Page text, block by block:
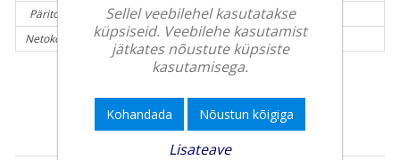
Päritolumaa:
Soome
Netokogus (g):
49 g
Teised kliendid ostsid veel
Sellel veebilehel kasutatakse
küpsiseid. Veebilehe kasutamist
jätkates nõustute küpsiste
kasutamisega.
Kohandada Nõustun kõigiga
Lisateave